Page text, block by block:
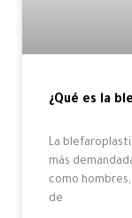
¿Qué es la
La
más
como
de